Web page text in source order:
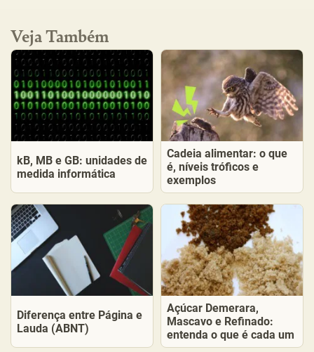
Veja Também
kB, MB e GB: unidades de
medida informática
Cadeia alimentar: o que
é, níveis tróficos e
exemplos
Diferença entre Página e
Lauda (ABNT)
Açúcar Demerara,
Mascavo e Refinado:
entenda o que é cada um